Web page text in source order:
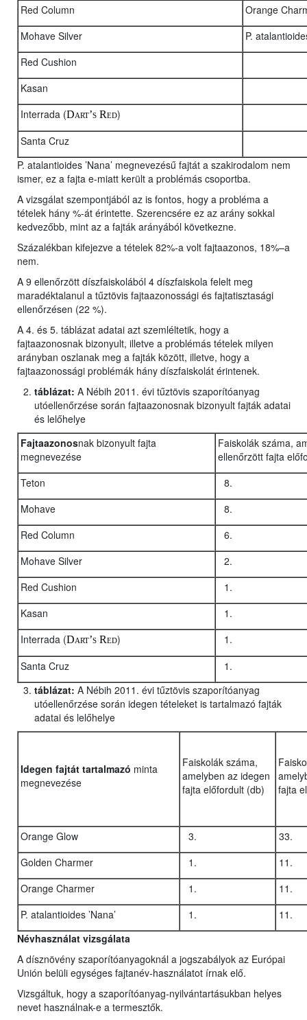
Red Column
Orange
Mohave Silver
P.
Red Cushion
Kasan
Interrada (Dart’s Red)
Santa Cruz
P. atalantioides ’Nana’ megnevezésű fajtát a szakirodalom nem
ismer, ez a fajta e-miatt került a problémás csoportba.
A vizsgálat szempontjából az is fontos, hogy a probléma a
tételek hány %-át érintette. Szerencsére ez az arány sokkal
kedvezőbb, mint az a fajták arányából következne.
Százalékban kifejezve a tételek 82%-a volt fajtaazonos, 18%–a
nem.
A 9 ellenőrzött díszfaiskolából 4 díszfaiskola felelt meg
maradéktalanul a tűztövis fajtaazonossági és fajtatisztasági
ellenőrzésen (22 %).
A 4. és 5. táblázat adatai azt szemléltetik, hogy a
fajtaazonosnak bizonyult, illetve a problémás tételek milyen
arányban oszlanak meg a fajták között, illetve, hogy a
fajtaazonossági problémák hány díszfaiskolát érintenek.
táblázat: A Nébih 2011. évi tűztövis szaporítóanyag
utóellenőrzése során fajtaazonosnak bizonyult fajták adatai
és lelőhelye
Fajtaazonosnak bizonyult fajta
megnevezése
Faiskolák száma,
ellenőrzött fajta
Teton
Mohave
Red Column
Mohave Silver
Red Cushion
Kasan
Interrada (Dart’s Red)
Santa Cruz
táblázat: A Nébih 2011. évi tűztövis szaporítóanyag
utóellenőrzése során idegen tételeket is tartalmazó fajták
adatai és lelőhelye
Idegen fajtát tartalmazó minta
megnevezése
Faiskolák száma,
amelyben az idegen
fajta előfordult (db)
fajta
Orange Glow
Golden Charmer
Orange Charmer
P. atalantioides ’Nana’
Névhasználat vizsgálata
A dísznövény szaporítóanyagoknál a jogszabályok az Európai
Unión belüli egységes fajtanév-használatot írnak elő.
Vizsgáltuk, hogy a szaporítóanyag-nyilvántartásukban helyes
nevet használnak-e a termesztők.